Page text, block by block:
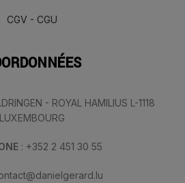
CGV - CGU
- ROYAL HAMILIUS L-1118
LUXEMBOURG
: +352 2 451 30 55